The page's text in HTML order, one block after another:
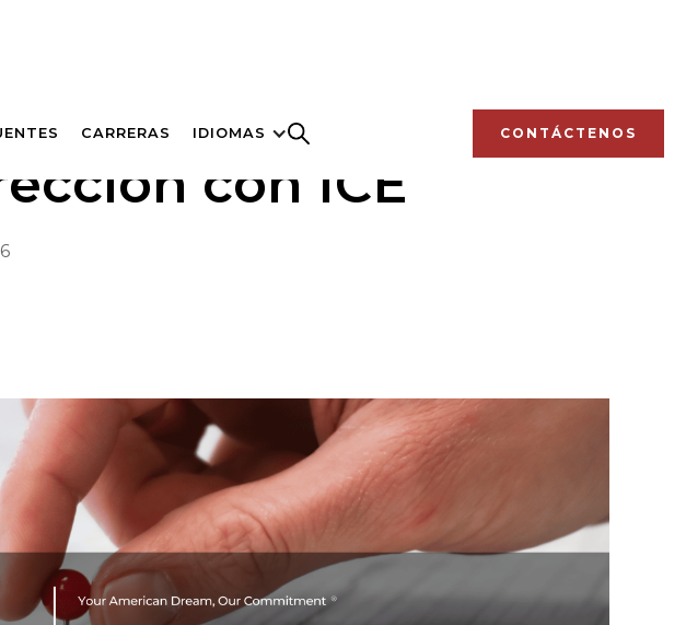
CARRERAS IDIOMAS CONTÁCTENOS
con ICE